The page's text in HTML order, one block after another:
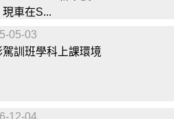
現車在S...
05-03
駕訓班學科上課環境
12-04